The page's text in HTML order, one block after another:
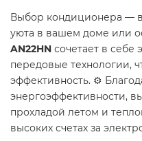
Выбор кондиционера —
уюта в вашем доме или
AN22HN сочетает в себе
передовые технологии,
эффективность. ⚙️
энергоэффективности,
прохладой летом и
высоких счетах за